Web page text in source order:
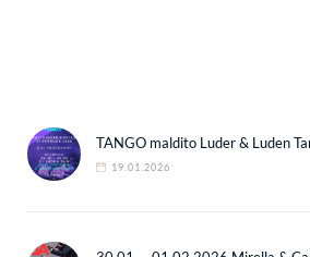
TANGO maldito Luder & Luden
19.01.2026